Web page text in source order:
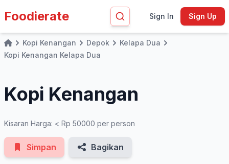
Foodierate Sign In Sign Up
HomeKopi Kenangan Depok
Kelapa Dua
Kopi Kenangan Kelapa Dua
Kopi Kenangan
Kisaran Harga: < Rp 50000 per person
Simpan Bagikan